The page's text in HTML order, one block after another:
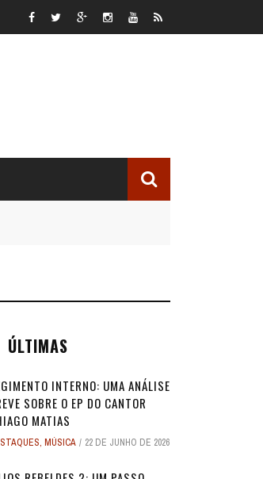
UM EXPERIMENTO
UM EXPERIMENTO
ÚLTIMAS
INTERNO: UMA ANÁLISE
SOBRE O EP DO CANTOR
MATIAS
, MÚSICA 22 DE JUNHO DE 2026